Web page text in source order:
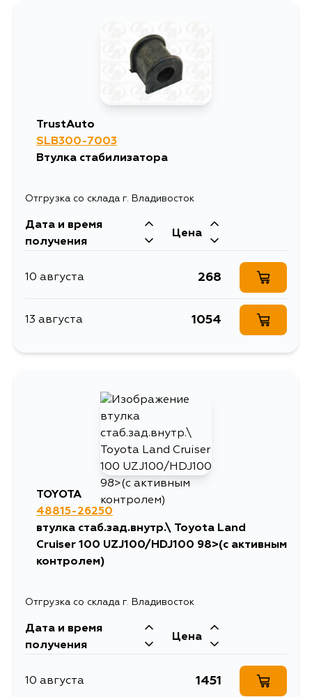
TrustAuto
SLB300-7003
Втулка стабилизатора
Отгрузка со склада г. Владивосток
Дата и время
получения
Цена
10 августа 268
13 августа 1054
TOYOTA
48815-26250
втулка стаб.зад.внутр.\ Toyota Land
Cruiser 100 UZJ100/HDJ100 98>(с активным
контролем)
Отгрузка со склада г. Владивосток
Дата и время
получения
Цена
10 августа 1451